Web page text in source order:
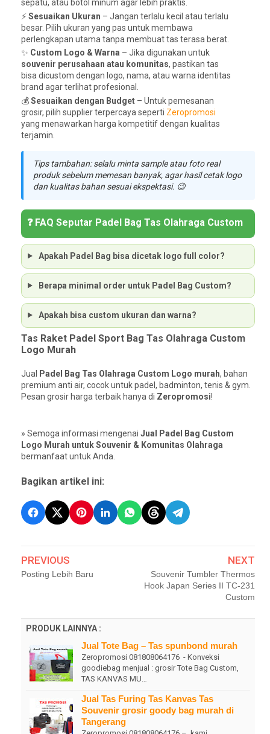
sepatu, atau botol minum agar lebih praktis.
⚡ Sesuaikan Ukuran – Jangan terlalu kecil atau terlalu
besar. Pilih ukuran yang pas untuk membawa
perlengkapan utama tanpa membuat tas terasa berat.
✨ Custom Logo & Warna – Jika digunakan untuk
souvenir perusahaan atau komunitas, pastikan tas
bisa dicustom dengan logo, nama, atau warna identitas
brand agar terlihat profesional.
💰Sesuaikan dengan Budget – Untuk pemesanan
grosir, pilih supplier terpercaya seperti Zeropromosi
yang menawarkan harga kompetitif dengan kualitas
terjamin.
Tips tambahan: selalu minta sample atau foto real
produk sebelum memesan banyak, agar hasil cetak logo
dan kualitas bahan sesuai ekspektasi. 😉
❓ FAQ Seputar Padel Bag Tas Olahraga Custom
Apakah Padel Bag bisa dicetak logo full color?
Berapa minimal order untuk Padel Bag Custom?
Apakah bisa custom ukuran dan warna?
Tas Raket Padel Sport Bag Tas Olahraga Custom
Logo Murah
Jual Padel Bag Tas Olahraga Custom Logo murah, bahan
premium anti air, cocok untuk padel, badminton, tenis & gym.
Pesan grosir harga terbaik hanya di Zeropromosi!
» Semoga informasi mengenai Jual Padel Bag Custom
Logo Murah untuk Souvenir & Komunitas Olahraga
bermanfaat untuk Anda.
Bagikan artikel ini:
PREVIOUS
Posting Lebih Baru
NEXT
Souvenir Tumbler Thermos
Hook Japan Series II TC-231
Custom
PRODUK LAINNYA :
Jual Tote Bag – Tas spunbond murah
Zeropromosi 081808064176 - Konveksi
goodiebag menjual : grosir Tote Bag Custom,
TAS KANVAS MU…
Jual Tas Furing Tas Kanvas Tas
Souvenir grosir goody bag murah di
Tangerang